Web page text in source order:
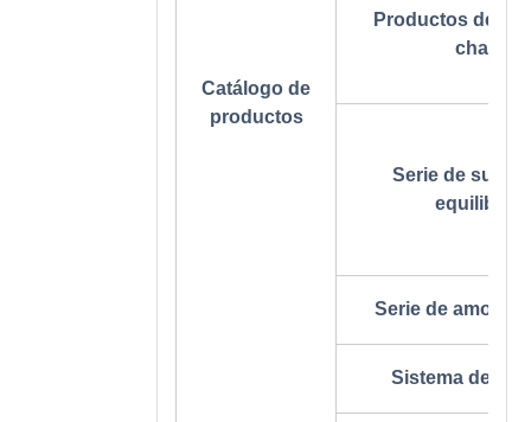
Catálogo de
productos
Productos de
chasis
Serie de
Serie de
Sistema de